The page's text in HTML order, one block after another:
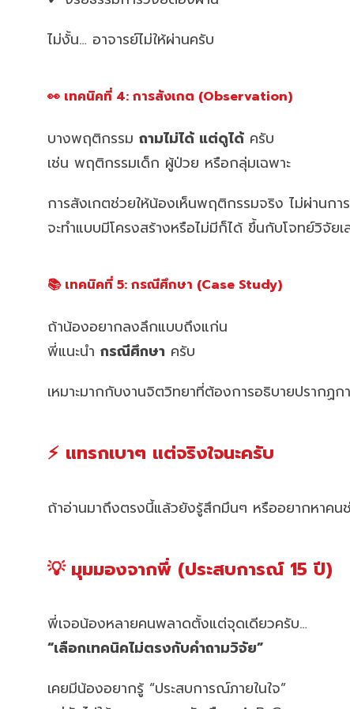
ไม่งั้น… อาจารย์ไม่ให้ผ่านครับ
👀 เทคนิคที่ 4: การสังเกต (Observation)
บางพฤติกรรม ถามไม่ได้ แต่ดูได้ ครับ
เช่น พฤติกรรมเด็ก ผู้ป่วย หรือกลุ่มเฉพาะ
การสังเกตช่วยให้น้องเห็นพฤติกรรมจริง ไม่ผ่านก
จะทำแบบมีโครงสร้างหรือไม่มีก็ได้ ขึ้นกับโจทย์วิจัยเ
📚 เทคนิคที่ 5: กรณีศึกษา (Case Study)
ถ้าน้องอยากลงลึกแบบถึงแก่น
พี่แนะนำ กรณีศึกษา ครับ
เหมาะมากกับงานจิตวิทยาที่ต้องการอธิบายปรากฏ
⚡ แทรกเบาๆ แต่จริงใจนะครับ
ถ้าอ่านมาถึงตรงนี้แล้วยังรู้สึกมึนๆ หรืออยากหาคน
💡 มุมมองจากพี่ (ประสบการณ์ 15 ปี)
พี่เจอน้องหลายคนพลาดตั้งแต่จุดเดียวครับ…
“เลือกเทคนิคไม่ตรงกับคำถามวิจัย”
เคยมีน้องอยากรู้ “ประสบการณ์ภายในใจ”